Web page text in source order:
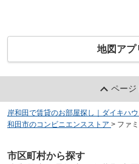
地図アプ
ページ
岸和田で賃貸のお部屋探し｜ダイキハ
和田市のコンビニエンスストア > ファ
市区町村から探す